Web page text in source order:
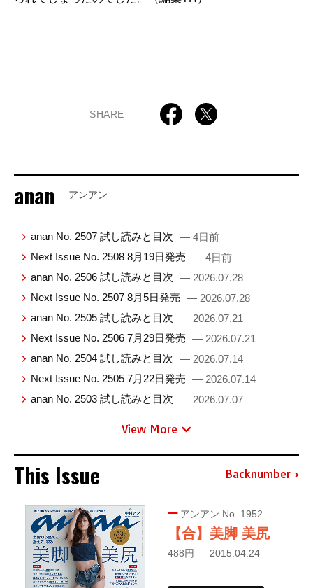
SHARE
anan アンアン
anan No. 2507 試し読みと目次 — 4日前
Next Issue No. 2508 8月19日発売 — 4日前
anan No. 2506 試し読みと目次 — 2026.07.28
Next Issue No. 2507 8月5日発売 — 2026.07.28
anan No. 2505 試し読みと目次 — 2026.07.21
Next Issue No. 2506 7月29日発売 — 2026.07.21
anan No. 2504 試し読みと目次 — 2026.07.14
Next Issue No. 2505 7月22日発売 — 2026.07.14
anan No. 2503 試し読みと目次 — 2026.07.07
View More
This Issue Backnumber
アンアン No. 1952
【合】美脚 美尻
488円 — 2015.04.24